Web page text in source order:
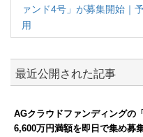
ァンド4号」が募集開始｜
用
最近公開された記事
AGクラウドファンディングの
6,600万円満額を即日で集め募